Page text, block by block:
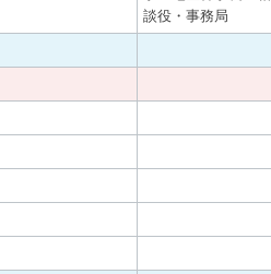
談役・事務局